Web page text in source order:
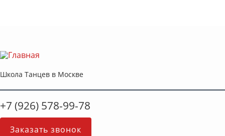
Школа Танцев в Москве
+7 (926) 578-99-78
Заказать звонок